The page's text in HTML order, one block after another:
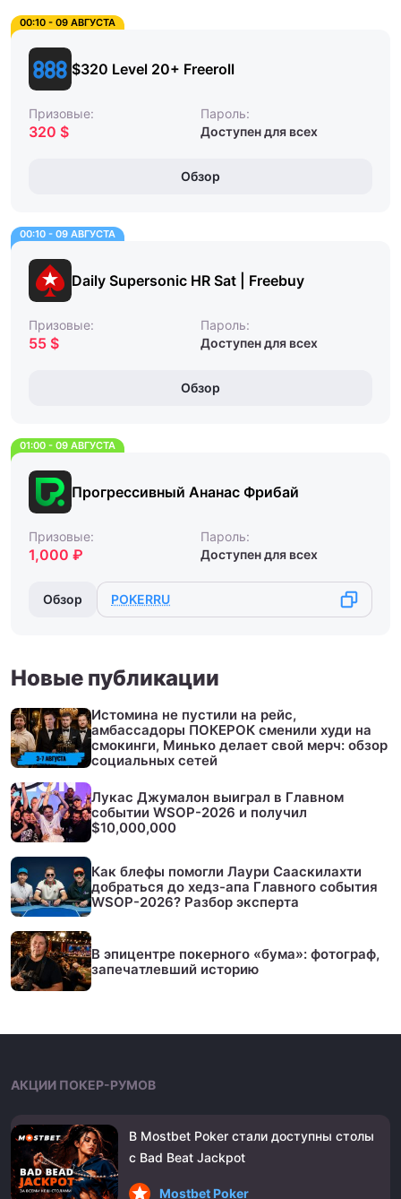
00:10 - 09 АВГУСТА
$320 Level 20+ Freeroll
Призовые:
320 $
Пароль:
Доступен для всех
Обзор
00:10 - 09 АВГУСТА
Daily Supersonic HR Sat | Freebuy
Призовые:
55 $
Пароль:
Доступен для всех
Обзор
01:00 - 09 АВГУСТА
Прогрессивный Ананас Фрибай
Призовые:
1,000 ₽
Пароль:
Доступен для всех
Обзор POKERRU
Новые публикации
Истомина не пустили на рейс,
амбассадоры ПОКЕРОК сменили худи на
смокинги, Минько делает свой мерч: обзор
социальных сетей
Лукас Джумалон выиграл в Главном
событии WSOP-2026 и получил
$10,000,000
Как блефы помогли Лаури Сааскилахти
добраться до хедз-апа Главного события
WSOP-2026? Разбор эксперта
В эпицентре покерного «бума»: фотограф,
запечатлевший историю
АКЦИИ ПОКЕР-РУМОВ
В Mostbet Poker стали доступны столы
с Bad Beat Jackpot
Mostbet Poker